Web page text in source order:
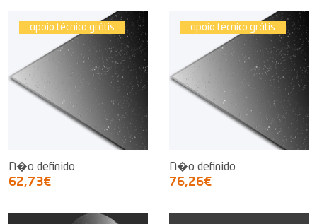
apoio técnico grátis
N�o definido
62,73€
apoio técnico grátis
N�o definido
76,26€